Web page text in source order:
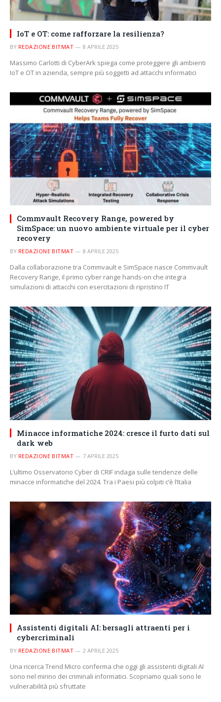
IoT e OT: come rafforzare la resilienza?
BY REDAZIONE BITMAT 8 APRILE 2025
Massimo Carlotti di CyberArk spiega come proteggere gli ambienti
IoT e OT in azienda, sempre più soggetti ad attacchi informatici
Commvault Recovery Range, powered by
SimSpace: un nuovo ambiente virtuale per il cyber
recovery
BY REDAZIONE BITMAT 8 APRILE 2025
Dalla collaborazione tra Commvault e SimSpace nasce Commvault
Recovery Range, il primo cyber range hands-on che integra
simulazioni di attacchi con esercitazioni di ripristino IT
Minacce informatiche 2024: cresce il furto dati sul
dark web
BY REDAZIONE BITMAT 7 APRILE 2025
L’ultimo Osservatorio Cyber di CRIF indaga sulle tendenze delle
minacce informatiche del 2024. Tra i Paesi più colpiti c’è l’Italia
Assistenti digitali AI: bersagli attraenti per i
cybercriminali
BY REDAZIONE BITMAT 2 APRILE 2025
Una ricerca Trend Micro conferma che oggi gli assistenti digitali AI
sono nel mirino dei criminali informatici. Scopriamo quali sono le
vulnerabilità più sfruttate